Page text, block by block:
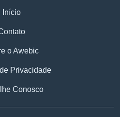
Início
o Awebic
Privacidade
Conosco